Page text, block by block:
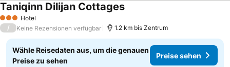
3 SterneHotel
Taniqinn Dilijan CottagesPreise sehen
/ Keine Rezensionen verfügbar 1.2 km bis Zentrum
Wähle Reisedaten aus, um die genauen
Preise zu sehen
Preise sehen